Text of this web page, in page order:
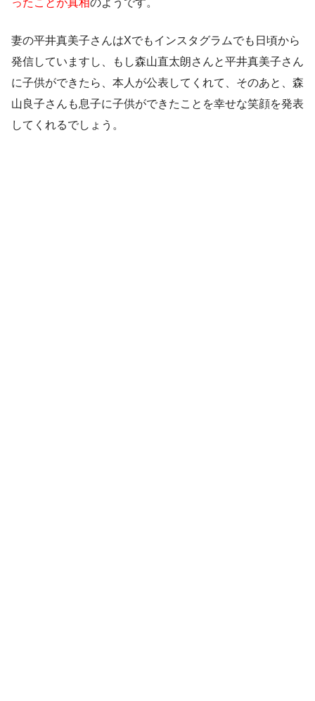
ったことが真相のようです。
妻の平井真美子さんはXでもインスタグラムでも日頃から
発信していますし、もし森山直太朗さんと平井真美子さん
に子供ができたら、本人が公表してくれて、そのあと、森
山良子さんも息子に子供ができたことを幸せな笑顔を発表
してくれるでしょう。